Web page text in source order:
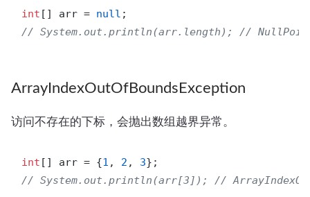
int [] arr = null
// System.out.println(arr.length); //
ArrayIndexOutOfBoundsException
访问不存在的下标，会抛出数组越界异常。
int [] arr = {1 , 2 , 3
// System.out.println(arr[3]); //